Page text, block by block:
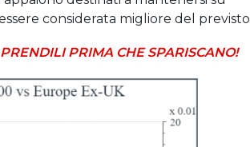
considerata migliore del previsto
PRIMA CHE SPARISCANO!